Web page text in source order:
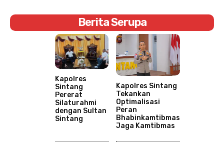
Berita Serupa
Kapolres
Sintang
Pererat
Silaturahmi
dengan Sultan
Sintang
Kapolres Sintang
Tekankan
Optimalisasi
Peran
Bhabinkamtibmas
Jaga Kamtibmas